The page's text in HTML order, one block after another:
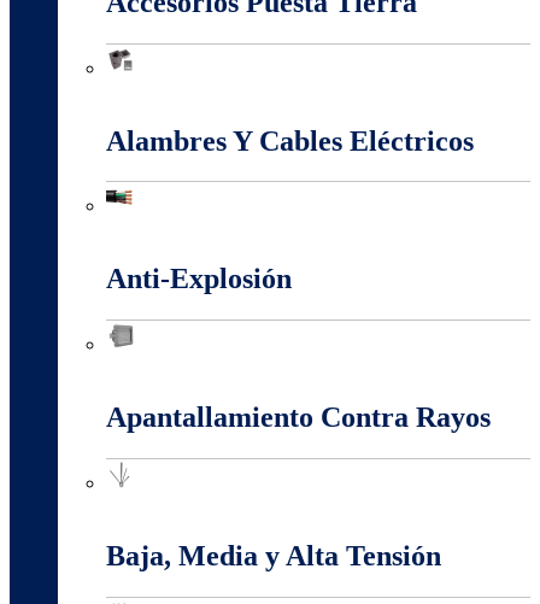
Alambres Y Cables Eléctricos
Anti-Explosión
Apantallamiento Contra Rayos
Baja, Media y Alta Tensión